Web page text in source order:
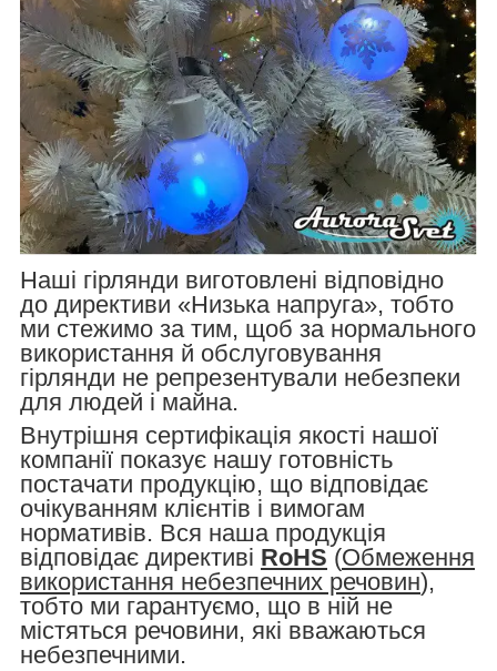
Наші гірлянди виготовлені відповідно
до директиви «Низька напруга», тобто
ми стежимо за тим, щоб за нормального
використання й обслуговування
гірлянди не репрезентували небезпеки
для людей і майна.
Внутрішня сертифікація якості нашої
компанії показує нашу готовність
постачати продукцію, що відповідає
очікуванням клієнтів і вимогам
нормативів. Вся наша продукція
відповідає директиві RoHS (Обмеження
використання небезпечних речовин),
тобто ми гарантуємо, що в ній не
містяться речовини, які вважаються
небезпечними.